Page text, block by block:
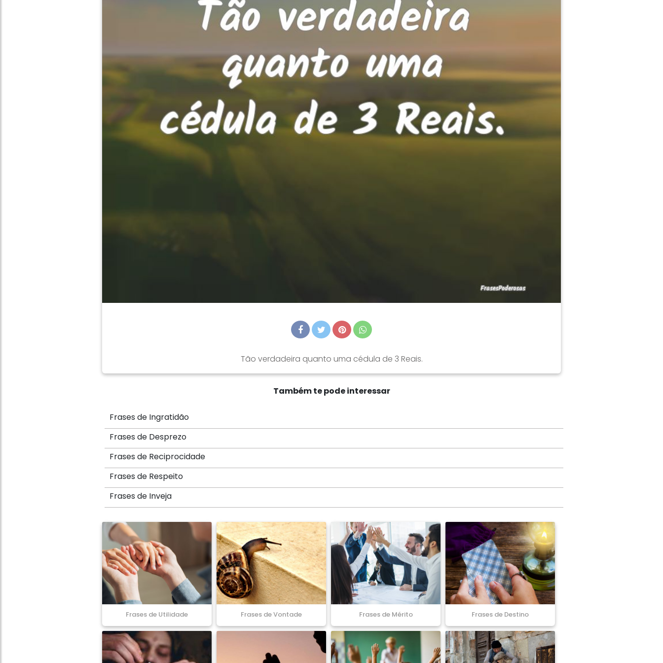
Tão verdadeira quanto uma cédula de 3 Reais.
Também te pode interessar
Frases de Ingratidão
Frases de Desprezo
Frases de Reciprocidade
Frases de Respeito
Frases de Inveja
Frases de Utilidade Frases de Vontade Frases de Mérito Frases de Destino